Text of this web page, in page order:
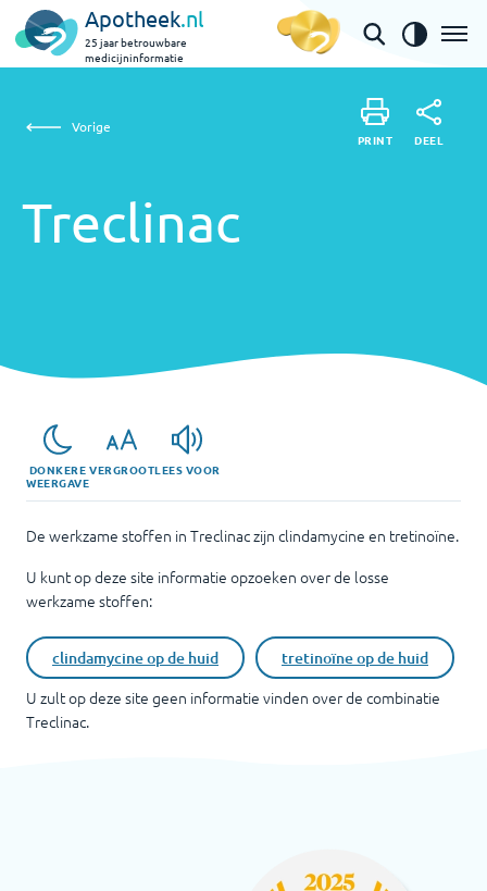
Apotheek.nl
25 jaar betrouwbare
medicijninformatie
Vorige
Treclinac
PRINT DEEL
DONKERE
WEERGAVE
VERGROOTLEES VOOR
De werkzame stoffen in Treclinac zijn clindamycine en tretinoïne.
U kunt op deze site informatie opzoeken over de losse
werkzame stoffen:
clindamycine op de huid tretinoïne op de huid
U zult op deze site geen informatie vinden over de combinatie
Treclinac.